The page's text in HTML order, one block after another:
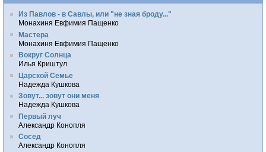
Из Павлов - в Савлы, или "не зная броду..."
Монахиня Евфимия Пащенко
Мастера
Монахиня Евфимия Пащенко
Вокруг Солнца
Илья Криштул
Царской Семье
Надежда Кушкова
Зовут... зовут они меня
Надежда Кушкова
Первый луч
Александр Конопля
Сосед
Александр Конопля